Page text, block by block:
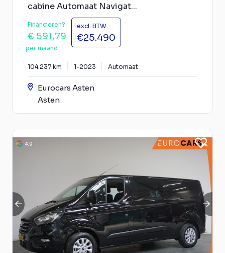
cabine Automaat Navigat...
Financieren?
€ 591,79
per maand
excl. BTW
€25.490
104.237 km 1-2023 Automaat
Eurocars Asten
Asten